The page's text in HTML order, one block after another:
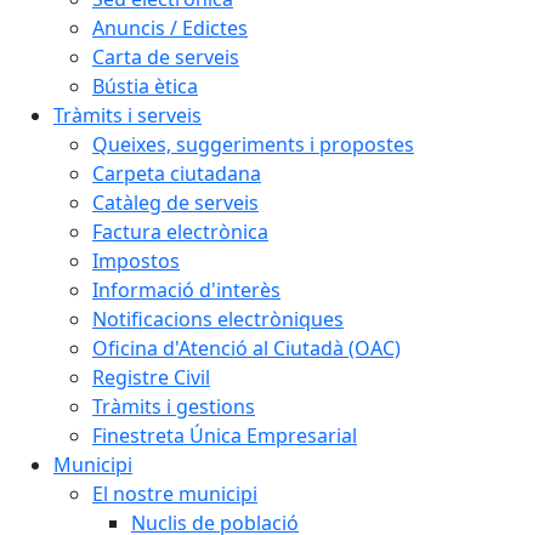
Anuncis / Edictes
Carta de serveis
Bústia ètica
Tràmits i serveis
Queixes, suggeriments i propostes
Carpeta ciutadana
Catàleg de serveis
Factura electrònica
Impostos
Informació d'interès
Notificacions electròniques
Oficina d'Atenció al Ciutadà (OAC)
Registre Civil
Tràmits i gestions
Finestreta Única Empresarial
Municipi
El nostre municipi
Nuclis de població